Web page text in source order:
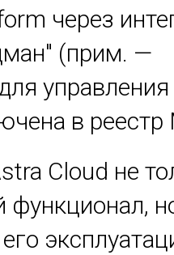
через
(прим. —
в
Cloud не
функционал,